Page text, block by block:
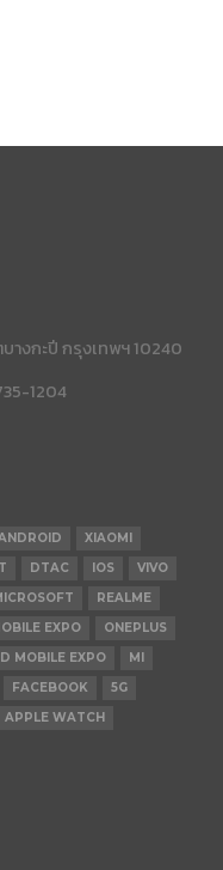
บางกะปี กรุงเทพฯ 10240
1204
XIAOMI
DTAC IOS
VIVO
REALME
EXPO
ONEPLUS
MOBILE EXPO
MI
FACEBOOK
5G
APPLE WATCH